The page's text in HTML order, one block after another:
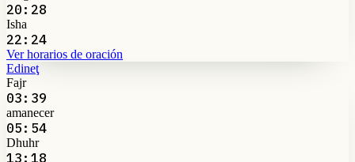
20:28
Isha
22:24
Ver horarios de oración
Edineţ
Fajr
03:39
amanecer
05:54
Dhuhr
13:18